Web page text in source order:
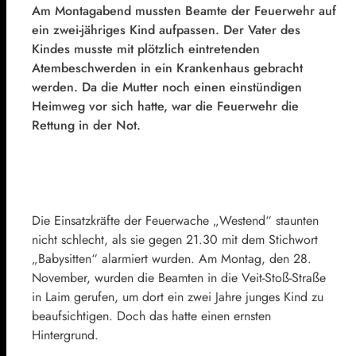
Am Montagabend mussten Beamte der Feuerwehr auf
ein zwei-jähriges Kind aufpassen. Der Vater des
Kindes musste mit plötzlich eintretenden
Atembeschwerden in ein Krankenhaus gebracht
werden. Da die Mutter noch einen einstündigen
Heimweg vor sich hatte, war die Feuerwehr die
Rettung in der Not.
Die Einsatzkräfte der Feuerwache „Westend“ staunten
nicht schlecht, als sie gegen 21.30 mit dem Stichwort
„Babysitten“ alarmiert wurden. Am Montag, den 28.
November, wurden die Beamten in die Veit-Stoß-Straße
in Laim gerufen, um dort ein zwei Jahre junges Kind zu
beaufsichtigen. Doch das hatte einen ernsten
Hintergrund.